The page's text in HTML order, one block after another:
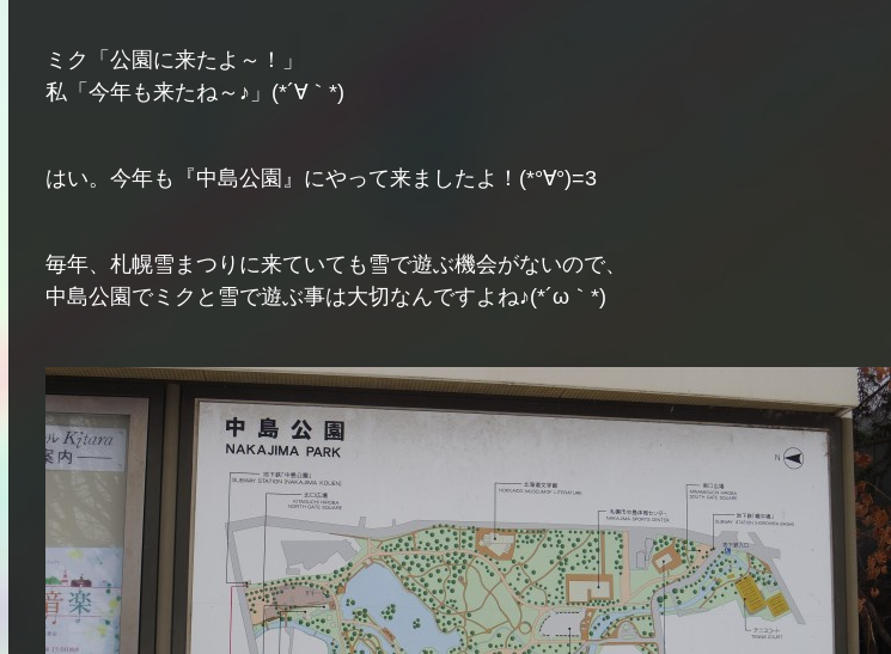
ミク「公園に来たよ～！」
私「今年も来たね～♪」(*´∀｀*)
はい。今年も『中島公園』にやって来ましたよ！(*°∀°)=3
毎年、札幌雪まつりに来ていても雪で遊ぶ機会がないので、
中島公園でミクと雪で遊ぶ事は大切なんですよね♪(*´ω｀*)